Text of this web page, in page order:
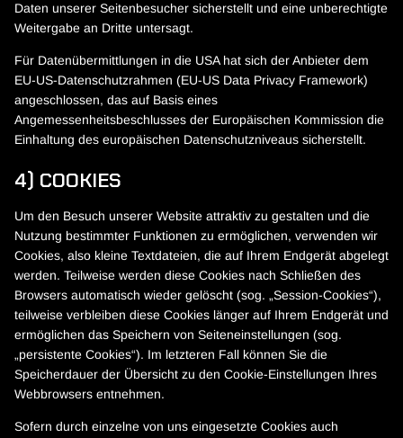
Daten unserer Seitenbesucher sicherstellt und eine unberechtigte
Weitergabe an Dritte untersagt.
Für Datenübermittlungen in die USA hat sich der Anbieter dem
EU-US-Datenschutzrahmen (EU-US Data Privacy Framework)
angeschlossen, das auf Basis eines
Angemessenheitsbeschlusses der Europäischen Kommission die
Einhaltung des europäischen Datenschutzniveaus sicherstellt.
4) COOKIES
Um den Besuch unserer Website attraktiv zu gestalten und die
Nutzung bestimmter Funktionen zu ermöglichen, verwenden wir
Cookies, also kleine Textdateien, die auf Ihrem Endgerät abgelegt
werden. Teilweise werden diese Cookies nach Schließen des
Browsers automatisch wieder gelöscht (sog. „Session-Cookies“),
teilweise verbleiben diese Cookies länger auf Ihrem Endgerät und
ermöglichen das Speichern von Seiteneinstellungen (sog.
„persistente Cookies“). Im letzteren Fall können Sie die
Speicherdauer der Übersicht zu den Cookie-Einstellungen Ihres
Webbrowsers entnehmen.
Sofern durch einzelne von uns eingesetzte Cookies auch